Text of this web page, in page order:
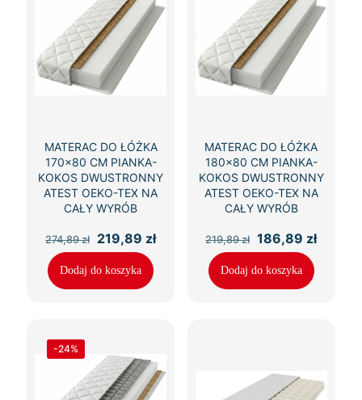
MATERAC DO ŁÓŻKA
170×80 CM PIANKA-
KOKOS DWUSTRONNY
ATEST OEKO-TEX NA
CAŁY WYRÓB
274,89zł
Pierwotna
cena
wynosiła:
274,89 zł.
219,89 złAktualna
219,89 zł.
Dodaj do koszyka
MATERAC DO ŁÓŻKA
180×80 CM PIANKA-
KOKOS DWUSTRONNY
ATEST OEKO-TEX NA
CAŁY WYRÓB
219,89zł Pierwotna
cena
wynosiła:
219,89 zł.
186,89 zł
Dodaj do koszyka
-24%